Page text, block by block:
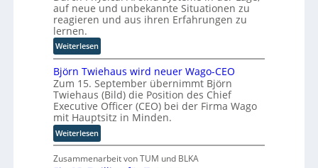
n
e
i
n
e
B
r
e
m
s
e
r
o
p
ä
i
s
c
h
e
n
R
o
u
auf neue und unbekannte Situationen zu
reagieren und aus ihren Erfahrungen zu
lernen.
Weiterlesen:
P
h
y
s
c
a
l
A
Björn Twiehaus wird neuer Wago-CEO
Zum 15. September übernimmt Björn
Twiehaus (Bild) die Position des Chief
Executive Officer (CEO) bei der Firma Wago
mit Hauptsitz in Minden.
Weiterlesen:
B
j
Zusammenarbeit von TUM und BLKA